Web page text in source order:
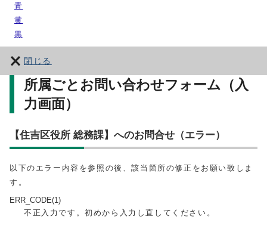
青
黄
黒
閉じる
所属ごとお問い合わせフォーム（入
力画面）
【住吉区役所 総務課】へのお問合せ（エラー）
以下のエラー内容を参照の後、該当箇所の修正をお願い致しま
す。
ERR_CODE(1)
不正入力です。初めから入力し直してください。